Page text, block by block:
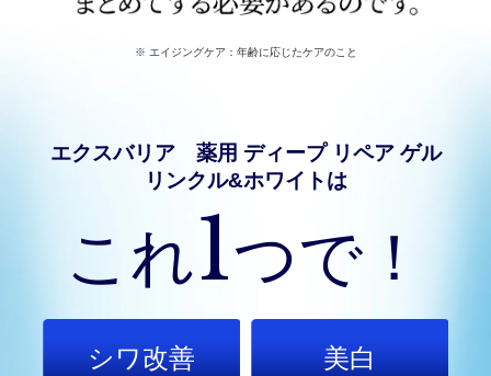
※ エイジングケア：年齢に応じたケアのこと
エクスバリア 薬用 ディープ リペア ゲル
リンクル&ホワイトは
これ1つで！
シワ改善 美白